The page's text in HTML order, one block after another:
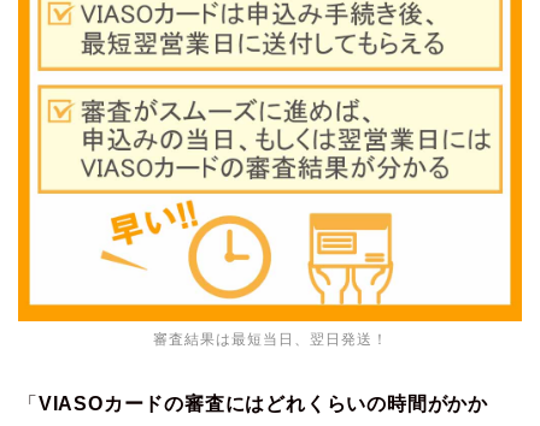
審査結果は最短当日、翌日発送！
「 VIASOカードの審査にはどれくらいの時間がかか